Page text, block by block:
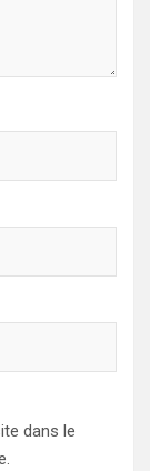
dans le